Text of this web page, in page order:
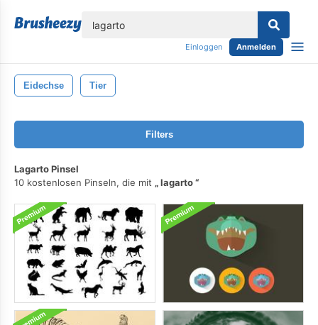
Einloggen Anmelden
Eidechse Tier
Filters
Lagarto Pinsel
10 kostenlosen Pinseln, die mit
lagarto